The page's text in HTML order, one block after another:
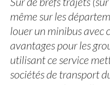
même sur les
louer un minibus avec
avantages pour les
utilisant ce service
sociétés de transport